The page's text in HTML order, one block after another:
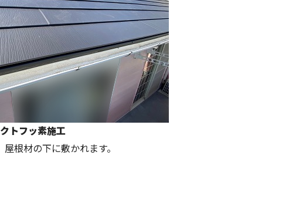
トフッ素施工
根材の下に敷かれます。